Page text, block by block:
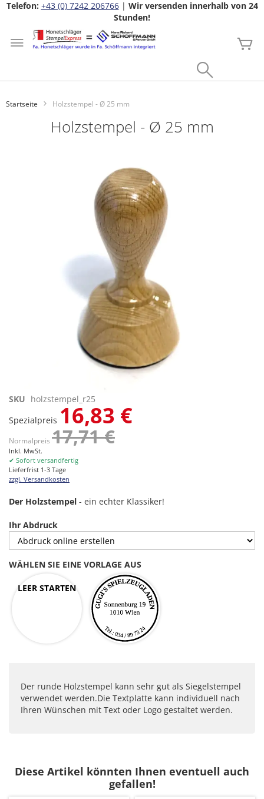
Telefon: +43 (0) 7242 206766| Wir versenden innerhalb von 24
Stunden!
Zum
Inhalt
springen
Startseite Holzstempel - Ø 25 mm
Holzstempel - Ø 25 mm
Zum
der
springen
SKU holzstempel_r25
Spezialpreis 16,83 €
Normalpreis 17,71 €
Inkl. MwSt.
✔ Sofort versandfertig
Lieferfrist 1-3 Tage
zzgl. Versandkosten
Der Holzstempel - ein echter Klassiker!
Ihr Abdruck
WÄHLEN SIE EINE VORLAGE AUS
LEER STARTEN
Der runde Holzstempel kann sehr gut als Siegelstempel
verwendet werden.Die Textplatte kann individuell nach
Ihren Wünschen mit Text oder Logo gestaltet werden.
Diese Artikel könnten Ihnen eventuell auch
gefallen!